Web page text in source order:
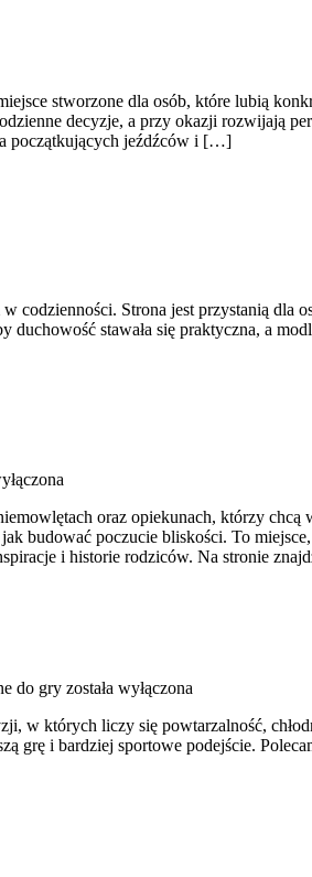
stworzone dla osób, które lubią
decyzje, a przy okazji rozwijają
początkujących jeźdźców i […]
codzienności. Strona jest przystanią
stawała się praktyczna, a
oraz opiekunach, którzy chcą
budować poczucie bliskości. To
i historie rodziców. Na stronie
do gry została wyłączona
których liczy się powtarzalność,
grę i bardziej sportowe podejście.